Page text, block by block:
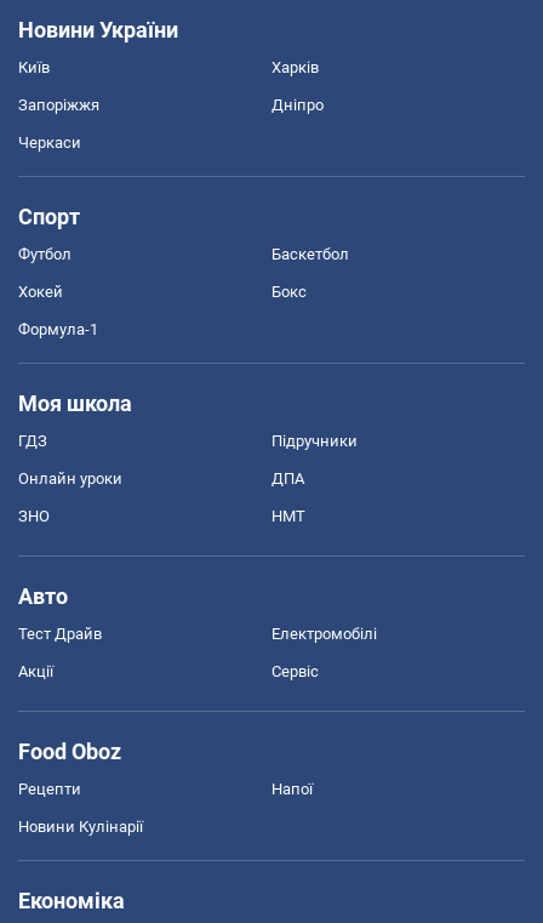
Новини України
Київ Харків
Запоріжжя Дніпро
Черкаси
Спорт
Футбол Баскетбол
Хокей Бокс
Формула-1
Моя школа
ГДЗ Підручники
Онлайн уроки ДПА
ЗНО НМТ
Авто
Тест Драйв Електромобілі
Акції Сервіс
Food Oboz
Рецепти Напої
Новини Кулінарії
Економіка